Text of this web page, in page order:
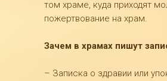
том храме, куда приходят
пожертвование на храм.
Зачем в храмах пишут
– Записка о здравии или